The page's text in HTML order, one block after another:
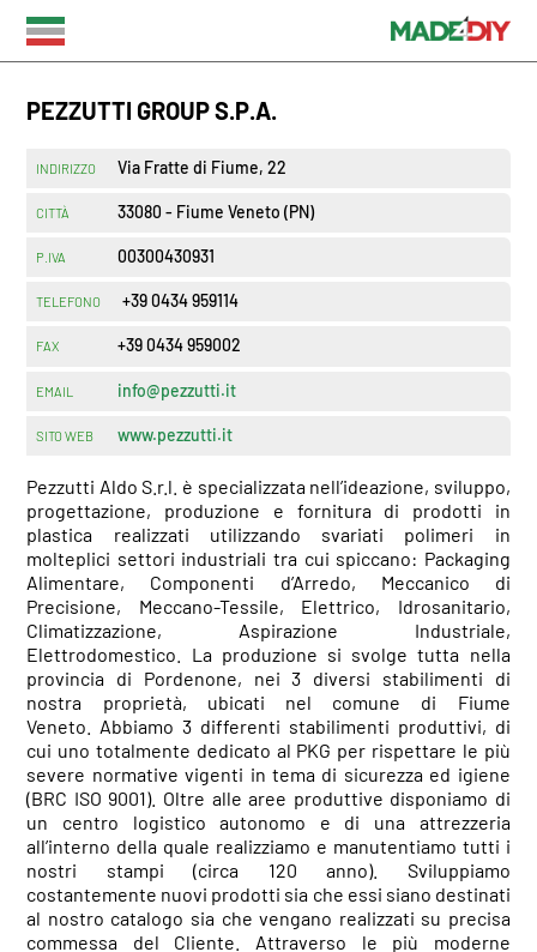
PEZZUTTI GROUP S.P.A.
INDIRIZZO Via Fratte di Fiume, 22
CITTÀ 33080 - Fiume Veneto (PN)
P.IVA 00300430931
TELEFONO +39 0434 959114
FAX +39 0434 959002
EMAIL info@pezzutti.it
SITO WEB www.pezzutti.it
Pezzutti Aldo S.r.l. è specializzata nell’ideazione, sviluppo,
progettazione, produzione e fornitura di prodotti in
plastica realizzati utilizzando svariati polimeri in
molteplici settori industriali tra cui spiccano: Packaging
Alimentare, Componenti d’Arredo, Meccanico di
Precisione, Meccano-Tessile, Elettrico, Idrosanitario,
Climatizzazione, Aspirazione Industriale,
Elettrodomestico. La produzione si svolge tutta nella
provincia di Pordenone, nei 3 diversi stabilimenti di
nostra proprietà, ubicati nel comune di Fiume
Veneto. Abbiamo 3 differenti stabilimenti produttivi, di
cui uno totalmente dedicato al PKG per rispettare le più
severe normative vigenti in tema di sicurezza ed igiene
(BRC ISO 9001). Oltre alle aree produttive disponiamo di
un centro logistico autonomo e di una attrezzeria
all’interno della quale realizziamo e manutentiamo tutti i
nostri stampi (circa 120 anno). Sviluppiamo
costantemente nuovi prodotti sia che essi siano destinati
al nostro catalogo sia che vengano realizzati su precisa
commessa del Cliente. Attraverso le più moderne